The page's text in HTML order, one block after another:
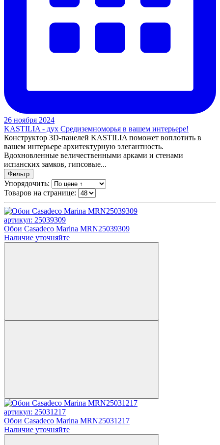
26 ноября 2024
KASTILIA - дух Средиземноморья в вашем интерьере!
Конструктор 3D-панелей KASTILIA поможет воплотить в
вашем интерьере архитектурную элегантность.
Вдохновленные величественными арками и стенами
испанских замков, гипсовые...
Фильтр
Упорядочить:
Товаров на странице:
артикул: 25039309
Обои Casadeco Marina MRN25039309
Наличие уточняйте
артикул: 25031217
Обои Casadeco Marina MRN25031217
Наличие уточняйте